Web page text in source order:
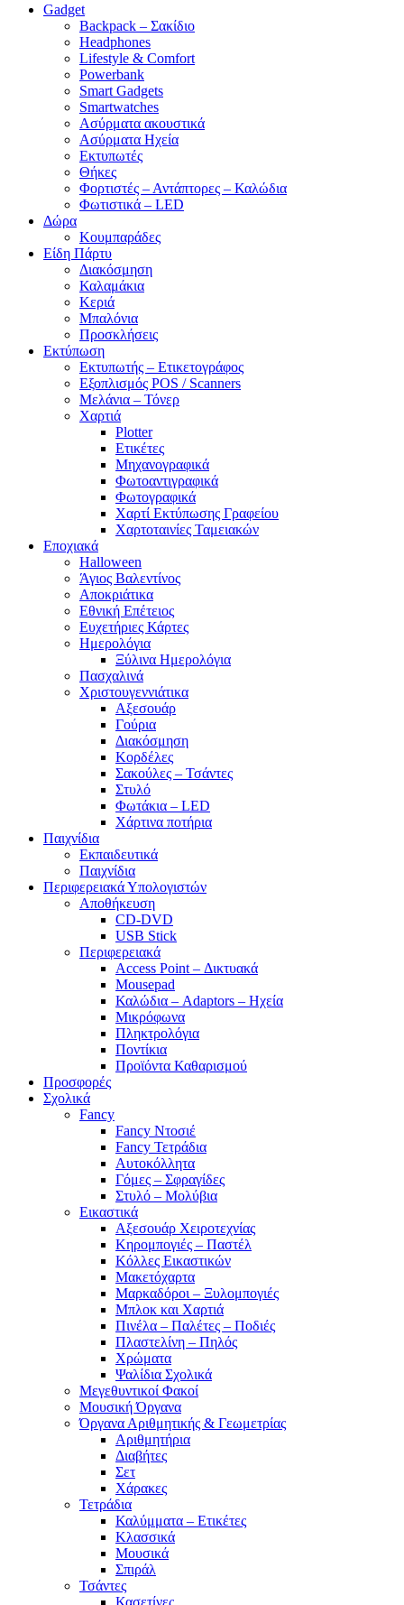
Gadget
Backpack – Σακίδιο
Headphones
Lifestyle & Comfort
Powerbank
Smart Gadgets
Smartwatches
Ασύρματα ακουστικά
Ασύρματα Ηχεία
Εκτυπωτές
Θήκες
Φορτιστές – Αντάπτορες – Καλώδια
Φωτιστικά – LED
Δώρα
Κουμπαράδες
Είδη Πάρτυ
Διακόσμηση
Καλαμάκια
Κεριά
Μπαλόνια
Προσκλήσεις
Εκτύπωση
Εκτυπωτής – Ετικετογράφος
Εξοπλισμός POS / Scanners
Μελάνια – Τόνερ
Χαρτιά
Plotter
Ετικέτες
Μηχανογραφικά
Φωτοαντιγραφικά
Φωτογραφικά
Χαρτί Εκτύπωσης Γραφείου
Χαρτοταινίες Ταμειακών
Εποχιακά
Halloween
Άγιος Βαλεντίνος
Αποκριάτικα
Εθνική Επέτειος
Ευχετήριες Κάρτες
Ημερολόγια
Ξύλινα Ημερολόγια
Πασχαλινά
Χριστουγεννιάτικα
Αξεσουάρ
Γούρια
Διακόσμηση
Κορδέλες
Σακούλες – Τσάντες
Στυλό
Φωτάκια – LED
Χάρτινα ποτήρια
Παιχνίδια
Εκπαιδευτικά
Παιχνίδια
Περιφερειακά Υπολογιστών
Αποθήκευση
CD-DVD
USB Stick
Περιφερειακά
Access Point – Δικτυακά
Mousepad
Καλώδια – Adaptors – Ηχεία
Μικρόφωνα
Πληκτρολόγια
Ποντίκια
Προϊόντα Καθαρισμού
Προσφορές
Σχολικά
Fancy
Fancy Ντοσιέ
Fancy Τετράδια
Αυτοκόλλητα
Γόμες – Σφραγίδες
Στυλό – Μολύβια
Εικαστικά
Αξεσουάρ Χειροτεχνίας
Κηρομπογιές – Παστέλ
Κόλλες Εικαστικών
Μακετόχαρτα
Μαρκαδόροι – Ξυλομπογιές
Μπλοκ και Χαρτιά
Πινέλα – Παλέτες – Ποδιές
Πλαστελίνη – Πηλός
Χρώματα
Ψαλίδια Σχολικά
Μεγεθυντικοί Φακοί
Μουσική Όργανα
Όργανα Αριθμητικής & Γεωμετρίας
Αριθμητήρια
Διαβήτες
Σετ
Χάρακες
Τετράδια
Καλύμματα – Ετικέτες
Κλασσικά
Μουσικά
Σπιράλ
Τσάντες
Κασετίνες